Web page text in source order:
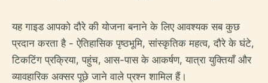
यह गाइड आपको दौरे की योजना बनाने के लिए आवश्यक सब कुछ
प्रदान करता है - ऐतिहासिक पृष्ठभूमि, सांस्कृतिक महत्व, दौरे के घंटे,
टिकटिंग प्रक्रिया, पहुंच, आस-पास के आकर्षण, यात्रा युक्तियाँ और
व्यावहारिक अक्सर पूछे जाने वाले प्रश्न शामिल हैं।